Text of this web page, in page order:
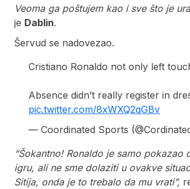
Veoma ga poštujem kao i sve što je
je Dablin.
Šervud se nadovezao.
Cristiano Ronaldo not only left
Absence didn’t really register in
pic.twitter.com/8xWXQ2qGBv
— Coordinated Sports
“Šokantno! Ronaldo je samo
igru, ali ne sme dolaziti u ovakve
Sitija, onda je to trebalo da mu vrati”,